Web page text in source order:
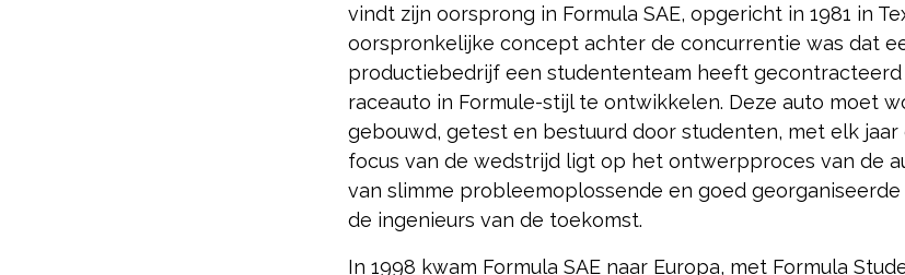
vindt zijn oorsprong in Formula SAE, opgericht in 1981 in
oorspronkelijke concept achter de concurrentie was dat
productiebedrijf een studententeam heeft gecontracteerd
raceauto in Formule-stijl te ontwikkelen. Deze auto moet
gebouwd, getest en bestuurd door studenten, met elk jaar
focus van de wedstrijd ligt op het ontwerpproces van de
van slimme probleemoplossende en goed
de ingenieurs van de toekomst.
In 1998 kwam Formula SAE naar Europa, met Formula